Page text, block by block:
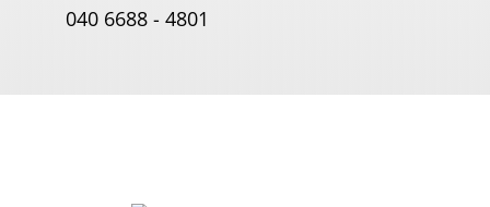
040 6688 - 4801